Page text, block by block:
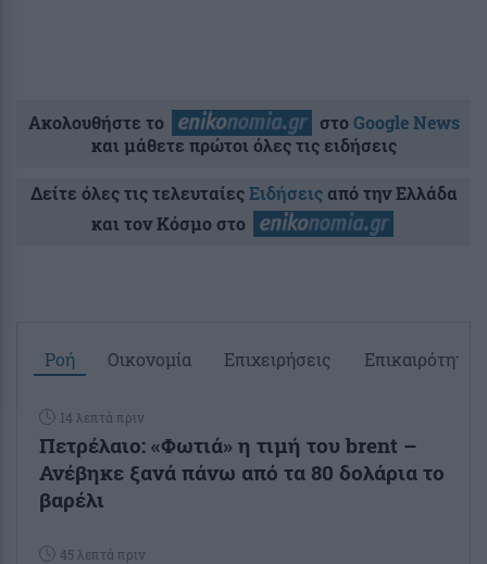
Ακολουθήστε το στοGoogle News
και μάθετε πρώτοι όλες τις ειδήσεις
Δείτε όλες τις τελευταίεςΕιδήσειςαπό την Ελλάδα
και τον Κόσμο στο
Ροή Οικονομία Επιχειρήσεις Επικαιρότητα
14 λεπτά πριν
Πετρέλαιο: «Φωτιά» η τιμή του brent –
Ανέβηκε ξανά πάνω από τα 80 δολάρια το
βαρέλι
45 λεπτά πριν